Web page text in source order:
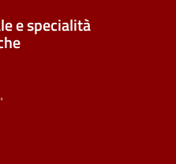
e specialità